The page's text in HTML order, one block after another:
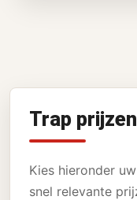
Trap
Kies hieronder
snel relevante